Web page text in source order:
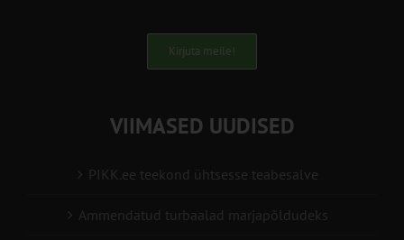
Kirjuta meile!
VIIMASED UUDISED
PIKK.ee teekond ühtsesse teabesalve
Ammendatud turbaalad marjapõldudeks